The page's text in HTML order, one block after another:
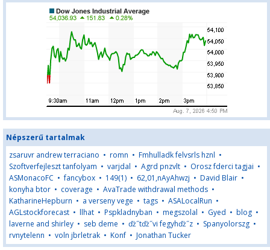
Népszerű tartalmak
zsaruvr andrew terraciano • romn • Fmhulladk felvsrls hznl •
Szoftverfejleszt tanfolyam • varjdal • Agrd pnzvlt • Orosz fderci tagjai •
ASMonacoFC •fancybox • 149(1) • 62,01,nAyAhwzj • David Blair •
konyha btor • coverage • AvaTrade withdrawal methods •
KatharineHepburn • a verseny vege • tags • ASALocalRun •
AGLstockforecast • llhat • Pspkladnyban • megszolal • Gyed • blog •
laverne and shirley • seb deme • ďż˝tďż˝vi fegyhďż˝z • Spanyolorszg •
rvnytelenn • voln jbrletrak • Konf • Jonathan Tucker